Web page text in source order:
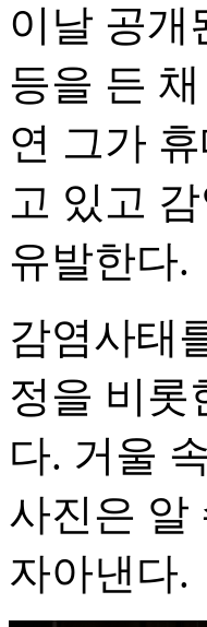
이날 공개
등을 든
연 그가
고 있고
유발한다.
감염사태
정을 비롯
다. 거울
사진은 알
자아낸다.